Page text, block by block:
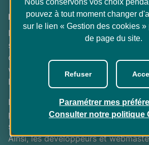
Formations et sensibilisation
Des modules de
e-learning
sont
sensibiliser tous les développeurs,
contenus (y compris les documents
webmasters, maîtrise d’ouvrage,
Designers
, etc.
Des modules de formation adaptés
profils sont proposés par le service
sont inclus dans le catalogue de la
Ainsi, les développeurs et
pouvez à tout moment changer
sur le lien « Gestion des cookies »
de page du site.
Refuser
Paramétrer mes
Consulter notre politique